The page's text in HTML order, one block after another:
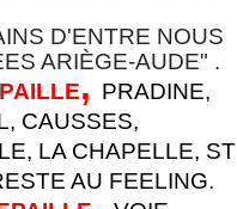
D'ENTRE NOUS
ARIÈGE-AUDE" .
, PRADINE,
CAUSSES,
LA CHAPELLE, ST
AU FEELING.